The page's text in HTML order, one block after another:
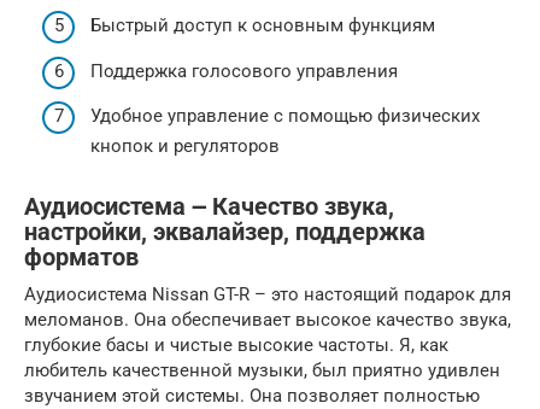
Быстрый доступ к основным функциям
Поддержка голосового управления
Удобное управление с помощью физических
кнопок и регуляторов
Аудиосистема ౼ Качество звука,
настройки, эквалайзер, поддержка
форматов
Аудиосистема Nissan GT-R – это настоящий подарок для
меломанов. Она обеспечивает высокое качество звука,
глубокие басы и чистые высокие частоты. Я, как
любитель качественной музыки, был приятно удивлен
звучанием этой системы. Она позволяет полностью